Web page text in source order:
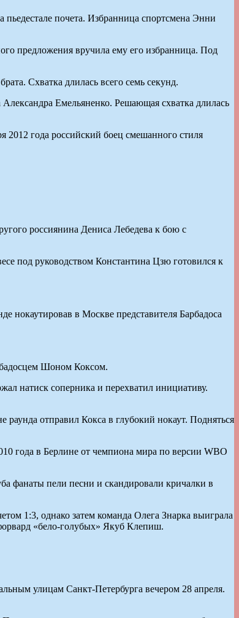
почета. Избранница спортсмена Энни
предложения вручила ему его избранница. Под
Схватка длилась всего семь секунд.
Емельяненко. Решающая схватка длилась
года российский боец смешанного стиля
россиянина Дениса Лебедева к бою с
под руководством Константина Цзю готовился к
нокаутировав в Москве представителя Барбадоса
Шоном Коксом.
натиск соперника и перехватил инициативу.
отправил Кокса в глубокий нокаут. Подняться
года в Берлине от чемпиона мира по версии WBO
фанаты пели песни и скандировали кричалки в
1:3, однако затем команда Олега Знарка выиграла
«бело-голубых» Якуб Клепиш.
улицам Санкт-Петербурга вечером 28 апреля.